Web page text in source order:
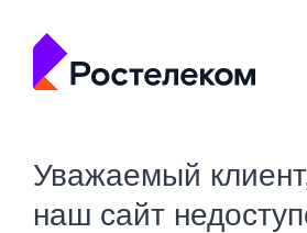
Уважаемый
наш сайт